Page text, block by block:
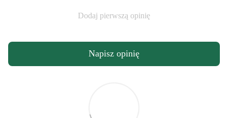
Dodaj pierwszą opinię
Napisz opinię